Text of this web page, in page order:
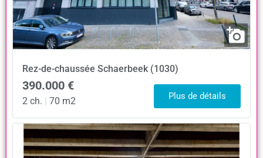
Rez-de-chaussée Schaerbeek (1030)
390.000 €
2 ch. | 70 m2 Plus de détails